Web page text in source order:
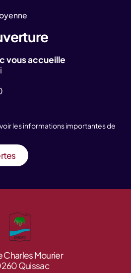
vous accueille
les informations importantes de
Charles Mourier
Quissac